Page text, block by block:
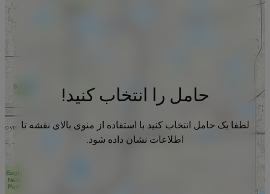
حامل را انتخاب کنید!
لطفا یک حامل انتخاب کنید با استفاده از منوی بالای نقشه تا
اطلاعات نشان داده شود.